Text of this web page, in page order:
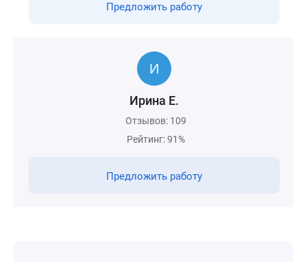
Предложить работу
Ирина Е.
Отзывов: 109
Рейтинг: 91%
Предложить работу